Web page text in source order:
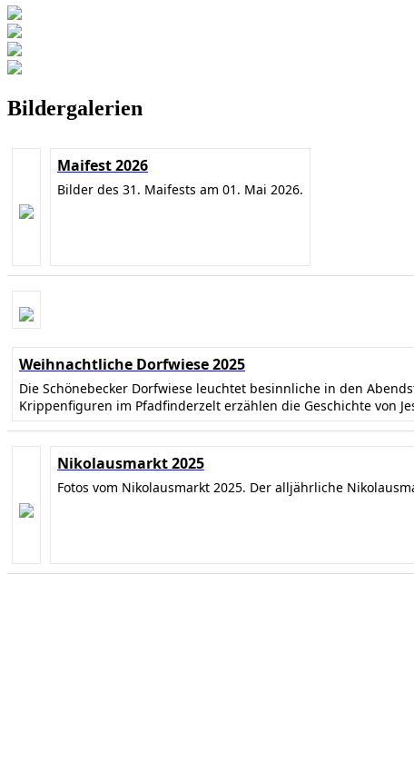
Bildergalerien
Maifest 2026
Bilder des 31. Maifests am 01. Mai 2026.
Weihnachtliche Dorfwiese 2025
Die Schönebecker Dorfwiese leuchtet besinnliche in den
Krippenfiguren im Pfadfinderzelt erzählen die Geschichte von
Nikolausmarkt 2025
Fotos vom Nikolausmarkt 2025. Der alljährliche